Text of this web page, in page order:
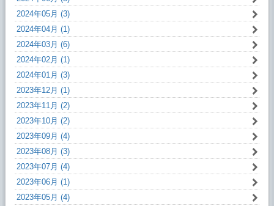
2024年05月 (3)
2024年04月 (1)
2024年03月 (6)
2024年02月 (1)
2024年01月 (3)
2023年12月 (1)
2023年11月 (2)
2023年10月 (2)
2023年09月 (4)
2023年08月 (3)
2023年07月 (4)
2023年06月 (1)
2023年05月 (4)